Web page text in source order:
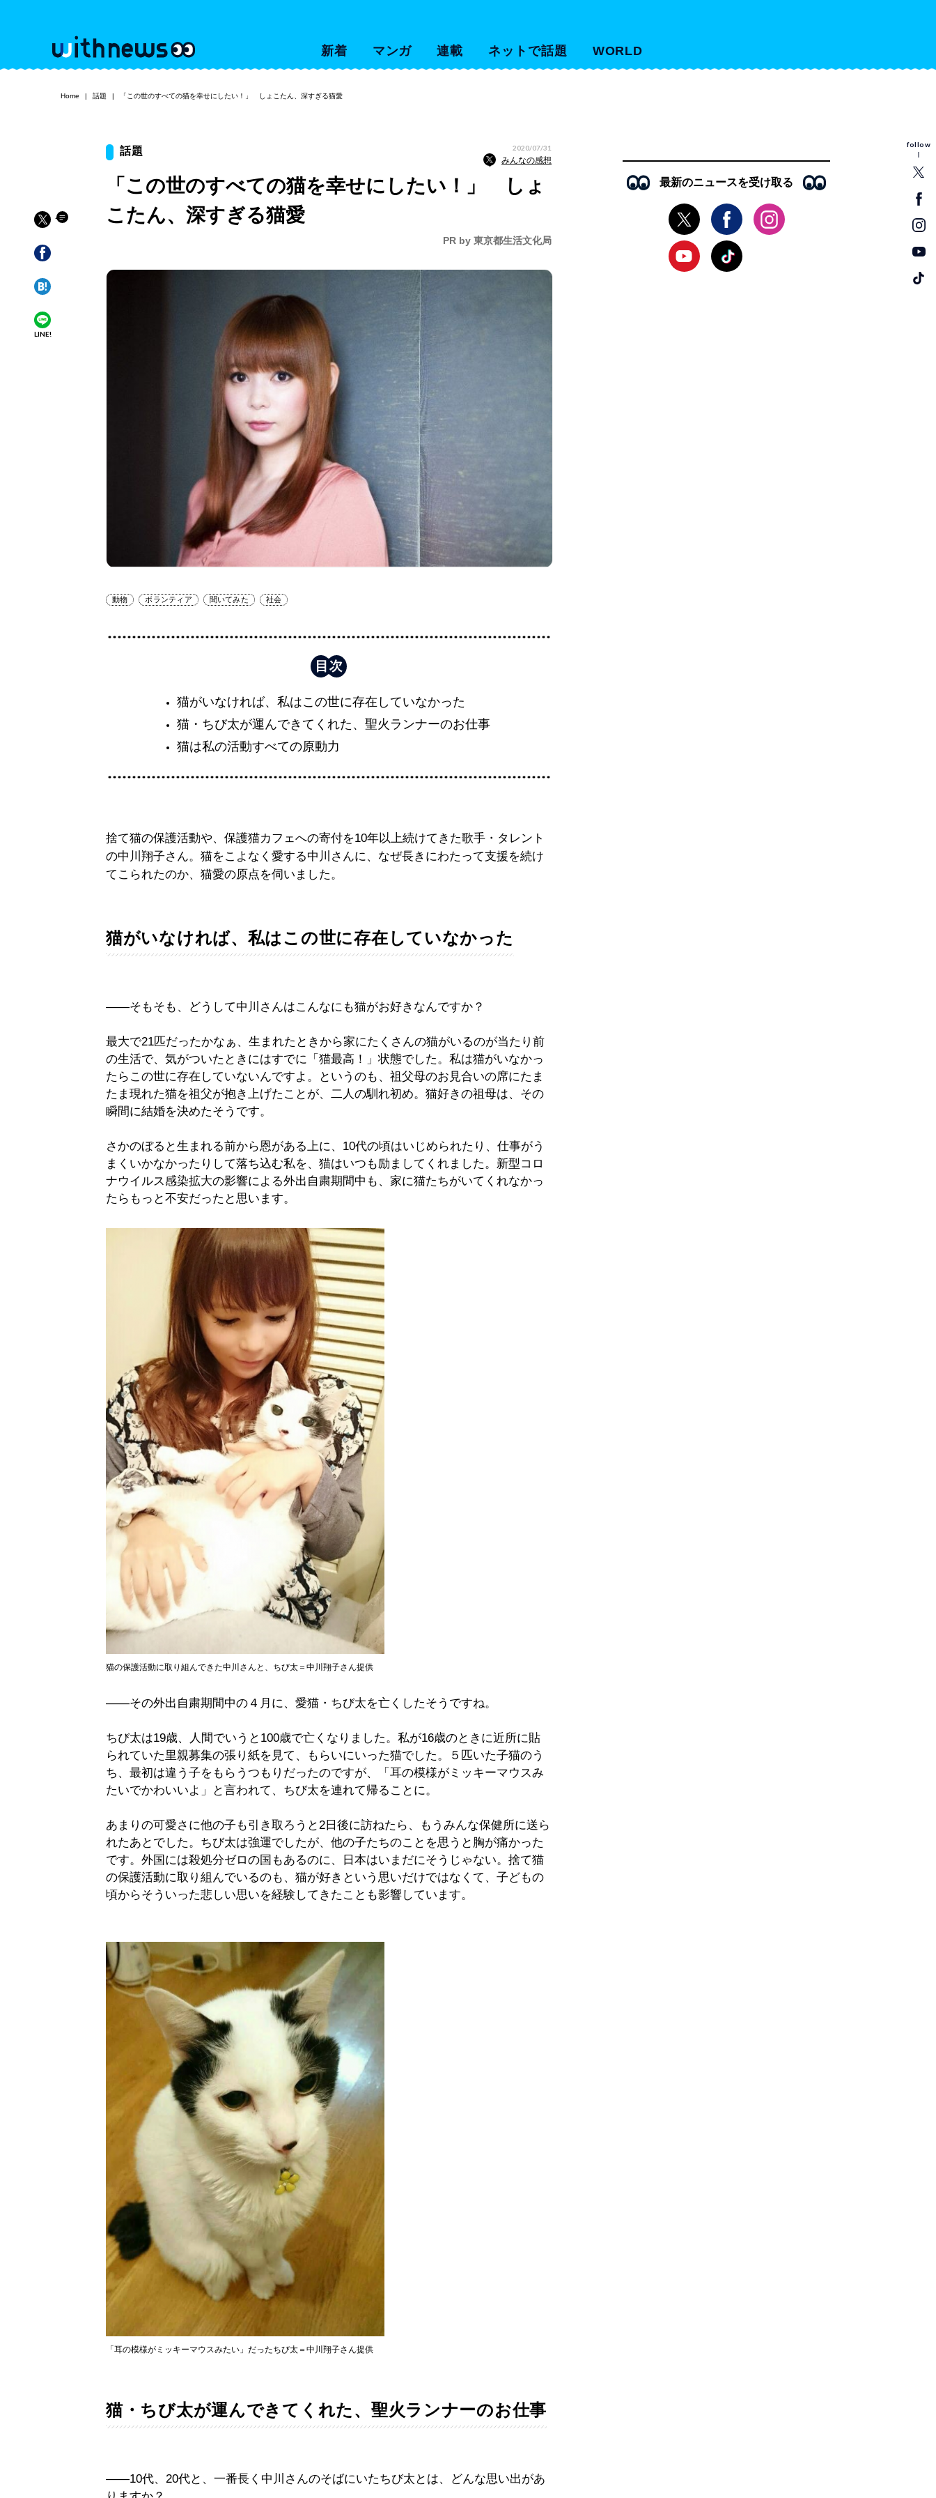
新着 マンガ 連載 ネットで話題 WORLD
follow
Home 話題 「この世のすべての猫を幸せにしたい！」 しょこたん、深すぎる猫愛
LINE!
話題 2020/07/31
みんなの感想
「この世のすべての猫を幸せにしたい！」 しょ
こたん、深すぎる猫愛
PR by 東京都生活文化局
動物 ボランティア 聞いてみた 社会
猫がいなければ、私はこの世に存在していなかった
猫・ちび太が運んできてくれた、聖火ランナーのお仕事
猫は私の活動すべての原動力
捨て猫の保護活動や、保護猫カフェへの寄付を10年以上続けてきた歌手・タレント
の中川翔子さん。猫をこよなく愛する中川さんに、なぜ長きにわたって支援を続け
てこられたのか、猫愛の原点を伺いました。
猫がいなければ、私はこの世に存在していなかった
——そもそも、どうして中川さんはこんなにも猫がお好きなんですか？
最大で21匹だったかなぁ、生まれたときから家にたくさんの猫がいるのが当たり前
の生活で、気がついたときにはすでに「猫最高！」状態でした。私は猫がいなかっ
たらこの世に存在していないんですよ。というのも、祖父母のお見合いの席にたま
たま現れた猫を祖父が抱き上げたことが、二人の馴れ初め。猫好きの祖母は、その
瞬間に結婚を決めたそうです。
さかのぼると生まれる前から恩がある上に、10代の頃はいじめられたり、仕事がう
まくいかなかったりして落ち込む私を、猫はいつも励ましてくれました。新型コロ
ナウイルス感染拡大の影響による外出自粛期間中も、家に猫たちがいてくれなかっ
たらもっと不安だったと思います。
猫の保護活動に取り組んできた中川さんと、ちび太＝中川翔子さん提供
——その外出自粛期間中の４月に、愛猫・ちび太を亡くしたそうですね。
ちび太は19歳、人間でいうと100歳で亡くなりました。私が16歳のときに近所に貼
られていた里親募集の張り紙を見て、もらいにいった猫でした。５匹いた子猫のう
ち、最初は違う子をもらうつもりだったのですが、「耳の模様がミッキーマウスみ
たいでかわいいよ」と言われて、ちび太を連れて帰ることに。
あまりの可愛さに他の子も引き取ろうと2日後に訪ねたら、もうみんな保健所に送ら
れたあとでした。ちび太は強運でしたが、他の子たちのことを思うと胸が痛かった
です。外国には殺処分ゼロの国もあるのに、日本はいまだにそうじゃない。捨て猫
の保護活動に取り組んでいるのも、猫が好きという思いだけではなくて、子どもの
頃からそういった悲しい思いを経験してきたことも影響しています。
「耳の模様がミッキーマウスみたい」だったちび太＝中川翔子さん提供
猫・ちび太が運んできてくれた、聖火ランナーのお仕事
——10代、20代と、一番長く中川さんのそばにいたちび太とは、どんな思い出があ
最新のニュースを受け取る